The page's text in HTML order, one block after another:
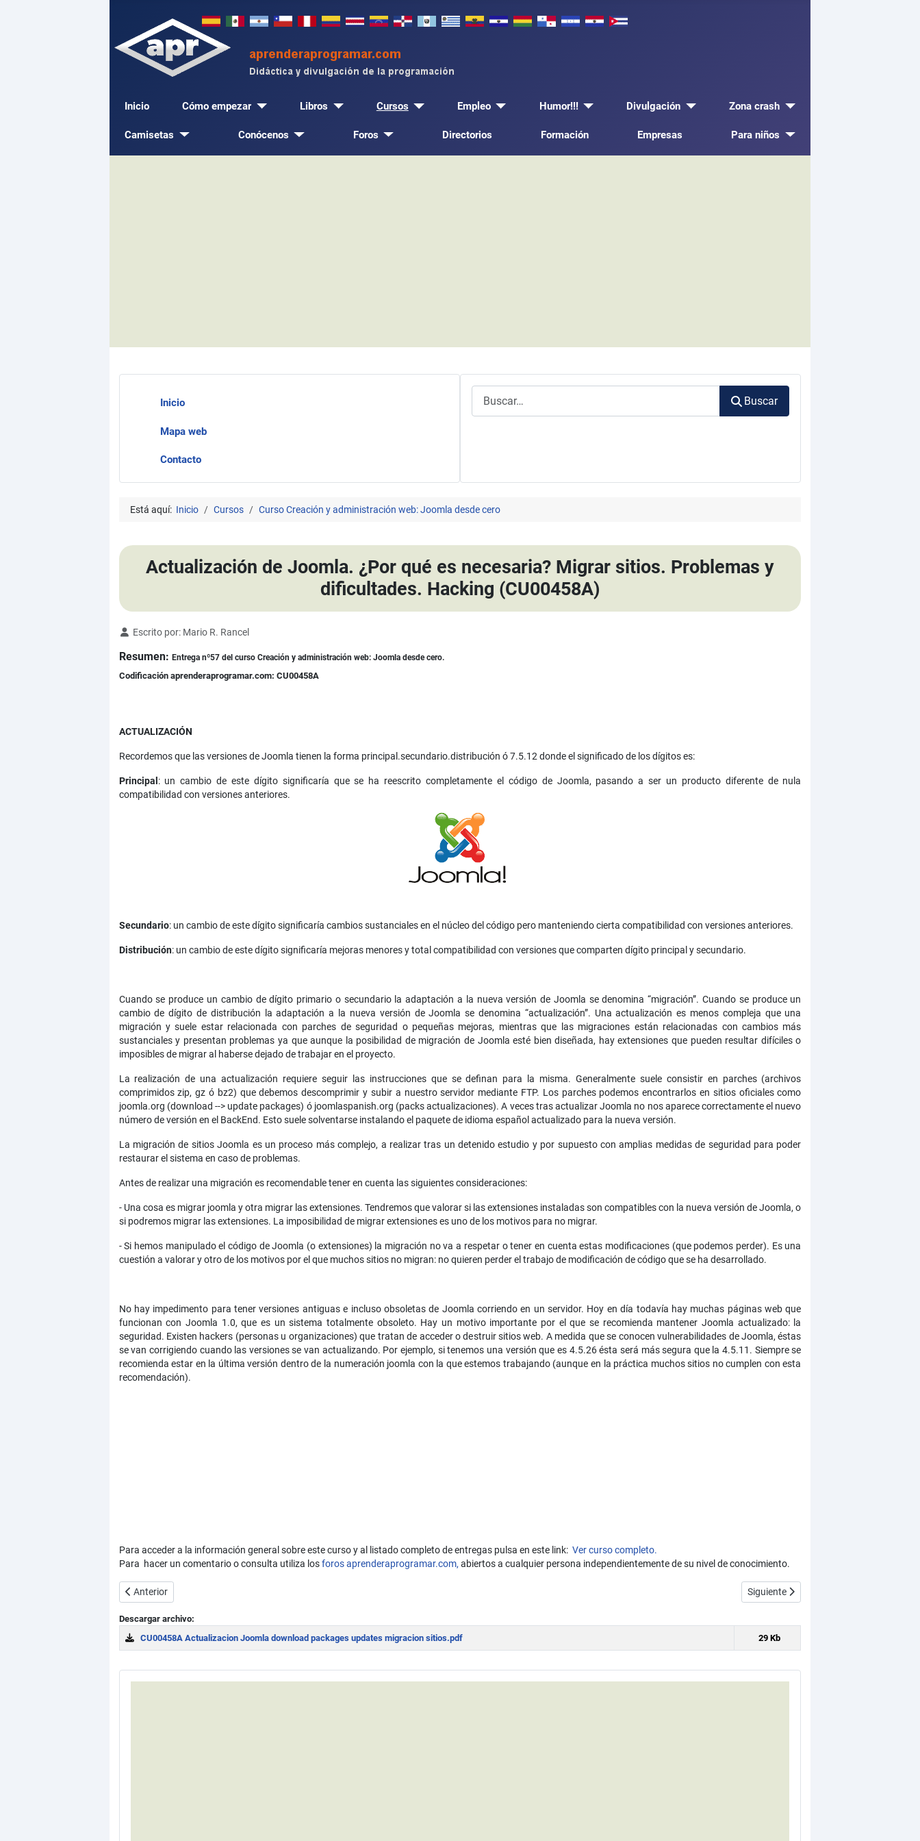
Inicio Cómo empezar Libros Cursos Empleo Humor!!! Divulgación Zona crash
Camisetas Conócenos Foros Directorios Formación Empresas Para niños
Inicio
Mapa web
Contacto
Buscar
Está aquí: Inicio Cursos Curso Creación y administración web: Joomla desde cero
Actualización de Joomla. ¿Por qué es necesaria? Migrar sitios. Problemas y
dificultades. Hacking (CU00458A)
Detalles
Escrito por: Mario R. Rancel
Resumen: Entrega nº57 del curso Creación y administración web: Joomla desde cero.
Codificación aprenderaprogramar.com: CU00458A
ACTUALIZACIÓN
Recordemos que las versiones de Joomla tienen la forma principal.secundario.distribución ó 7.5.12 donde el significado de los dígitos es:
Principal : un cambio de este dígito significaría que se ha reescrito completamente el código de Joomla, pasando a ser un producto diferente de nula
compatibilidad con versiones anteriores.
Secundario: un cambio de este dígito significaría cambios sustanciales en el núcleo del código pero manteniendo cierta compatibilidad con versiones anteriores.
Distribución: un cambio de este dígito significaría mejoras menores y total compatibilidad con versiones que comparten dígito principal y secundario.
Cuando se produce un cambio de dígito primario o secundario la adaptación a la nueva versión de Joomla se denomina “migración”. Cuando se produce un
cambio de dígito de distribución la adaptación a la nueva versión de Joomla se denomina “actualización”. Una actualización es menos compleja que una
migración y suele estar relacionada con parches de seguridad o pequeñas mejoras, mientras que las migraciones están relacionadas con cambios más
sustanciales y presentan problemas ya que aunque la posibilidad de migración de Joomla esté bien diseñada, hay extensiones que pueden resultar difíciles o
imposibles de migrar al haberse dejado de trabajar en el proyecto.
La realización de una actualización requiere seguir las instrucciones que se definan para la misma. Generalmente suele consistir en parches (archivos
comprimidos zip, gz ó bz2) que debemos descomprimir y subir a nuestro servidor mediante FTP. Los parches podemos encontrarlos en sitios oficiales como
joomla.org (download --> update packages) ó joomlaspanish.org (packs actualizaciones). A veces tras actualizar Joomla no nos aparece correctamente el nuevo
número de versión en el BackEnd. Esto suele solventarse instalando el paquete de idioma español actualizado para la nueva versión.
La migración de sitios Joomla es un proceso más complejo, a realizar tras un detenido estudio y por supuesto con amplias medidas de seguridad para poder
restaurar el sistema en caso de problemas.
Antes de realizar una migración es recomendable tener en cuenta las siguientes consideraciones:
- Una cosa es migrar joomla y otra migrar las extensiones. Tendremos que valorar si las extensiones instaladas son compatibles con la nueva versión de Joomla, o
si podremos migrar las extensiones. La imposibilidad de migrar extensiones es uno de los motivos para no migrar.
- Si hemos manipulado el código de Joomla (o extensiones) la migración no va a respetar o tener en cuenta estas modificaciones (que podemos perder). Es una
cuestión a valorar y otro de los motivos por el que muchos sitios no migran: no quieren perder el trabajo de modificación de código que se ha desarrollado.
No hay impedimento para tener versiones antiguas e incluso obsoletas de Joomla corriendo en un servidor. Hoy en día todavía hay muchas páginas web que
funcionan con Joomla 1.0, que es un sistema totalmente obsoleto. Hay un motivo importante por el que se recomienda mantener Joomla actualizado: la
seguridad. Existen hackers (personas u organizaciones) que tratan de acceder o destruir sitios web. A medida que se conocen vulnerabilidades de Joomla, éstas
se van corrigiendo cuando las versiones se van actualizando. Por ejemplo, si tenemos una versión que es 4.5.26 ésta será más segura que la 4.5.11. Siempre se
recomienda estar en la última versión dentro de la numeración joomla con la que estemos trabajando (aunque en la práctica muchos sitios no cumplen con esta
recomendación).
Para acceder a la información general sobre este curso y al listado completo de entregas pulsa en este link: Ver curso completo.
Para hacer un comentario o consulta utiliza losforos aprenderaprogramar.com, abiertos a cualquier persona independientemente de su nivel de conocimiento.
Artículo anterior: El archivo configuration.php en Joomla. Conocer la ruta absoluta del servidor. Ftp y base de datos. (CU00457A)
Anterior Artículo siguiente: Final del curso
Siguiente
Descargar archivo:
CU00458A Actualizacion Joomla download packages updates migracion sitios.pdf 29 Kb